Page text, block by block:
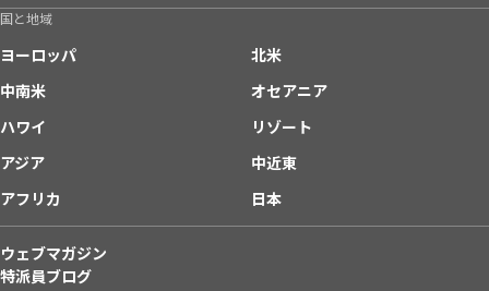
国と地域
ヨーロッパ
北米
中南米
オセアニア
ハワイ
リゾート
アジア
中近東
アフリカ
日本
ウェブマガジン
特派員ブログ